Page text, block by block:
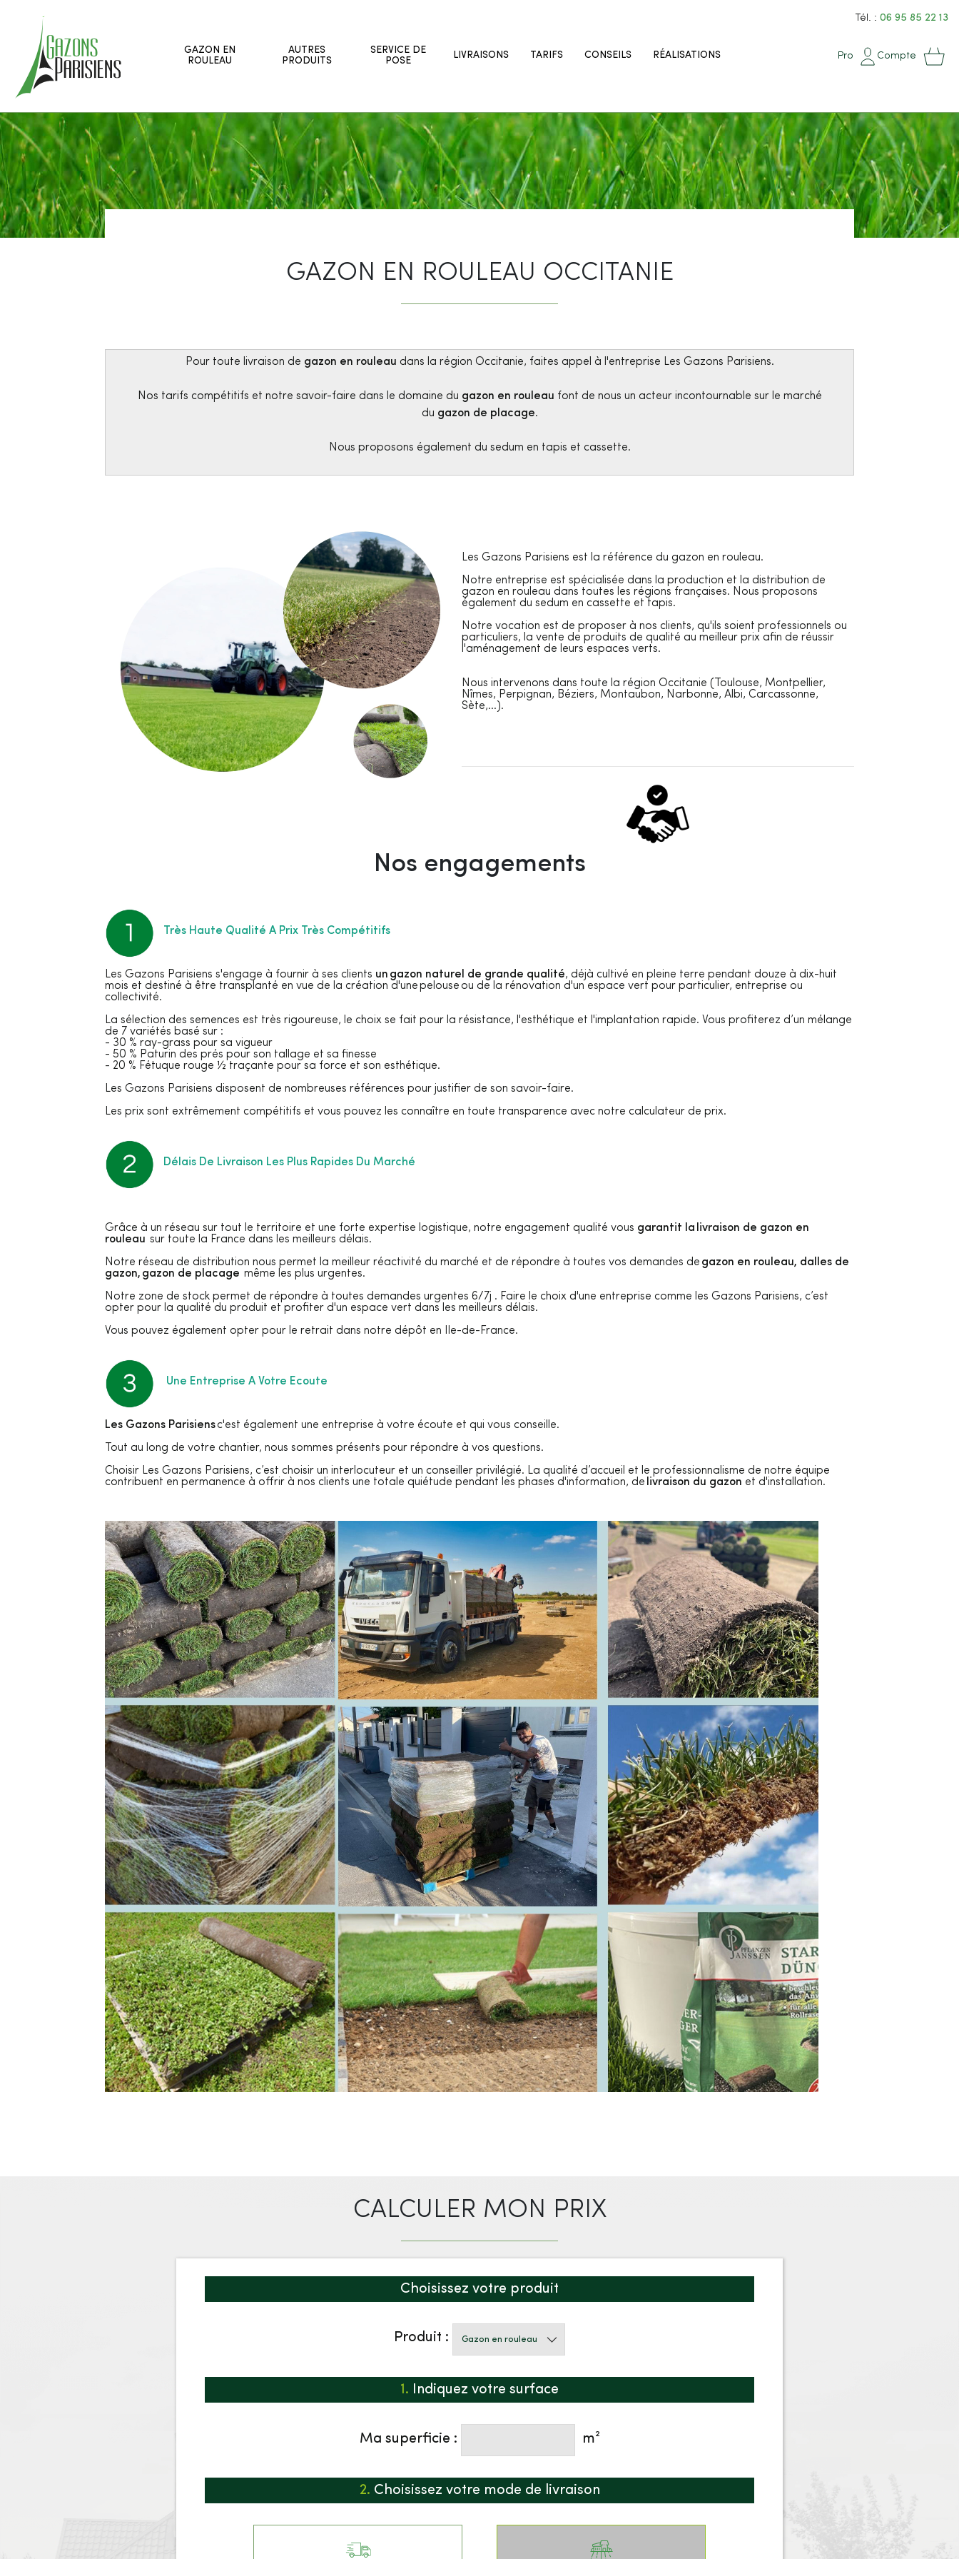
Tél. : 06 95 85 22 13
Pro Compte
GAZON EN
ROULEAU
AUTRES
PRODUITS
SERVICE DE
POSE
LIVRAISONS TARIFS CONSEILS RÉALISATIONS
GAZON EN ROULEAU OCCITANIE
Pour toute livraison de gazon en rouleau dans la région Occitanie, faites appel à l'entreprise Les Gazons Parisiens.
Nos tarifs compétitifs et notre savoir-faire dans le domaine du gazon en rouleau font de nous un acteur incontournable sur le marché
du gazon de placage.
Nous proposons également du sedum en tapis et cassette.
Les Gazons Parisiens est la référence du gazon en rouleau.
Notre entreprise est spécialisée dans la production et la distribution de
gazon en rouleau dans toutes les régions françaises. Nous proposons
également du sedum en cassette et tapis.
Notre vocation est de proposer à nos clients, qu'ils soient professionnels ou
particuliers, la vente de produits de qualité au meilleur prix afin de réussir
l'aménagement de leurs espaces verts.
Nous intervenons dans toute la région Occitanie (Toulouse, Montpellier,
Nîmes, Perpignan, Béziers, Montaubon, Narbonne, Albi, Carcassonne,
Sète,...).
Nos engagements
Très Haute Qualité A Prix Très Compétitifs
Les Gazons Parisiens s'engage à fournir à ses clients un gazon naturel de grande qualité, déjà cultivé en pleine terre pendant douze à dix-huit
mois et destiné à être transplanté en vue de la création d'une pelouse ou de la rénovation d'un espace vert pour particulier, entreprise ou
collectivité.
La sélection des semences est très rigoureuse, le choix se fait pour la résistance, l'esthétique et l'implantation rapide. Vous profiterez d’un mélange
de 7 variétés basé sur :
- 30 % ray-grass pour sa vigueur
- 50 % Paturin des prés pour son tallage et sa finesse
- 20 % Fétuque rouge ½ traçante pour sa force et son esthétique.
Les Gazons Parisiens disposent de nombreuses références pour justifier de son savoir-faire.
Les prix sont extrêmement compétitifs et vous pouvez les connaître en toute transparence avec notre calculateur de prix.
Délais De Livraison Les Plus Rapides Du Marché
Grâce à un réseau sur tout le territoire et une forte expertise logistique, notre engagement qualité vous garantit la livraison de gazon en
rouleau sur toute la France dans les meilleurs délais.
Notre réseau de distribution nous permet la meilleur réactivité du marché et de répondre à toutes vos demandes de gazon en rouleau, dalles de
gazon, gazon de placage même les plus urgentes.
Notre zone de stock permet de répondre à toutes demandes urgentes 6/7j . Faire le choix d'une entreprise comme les Gazons Parisiens, c’est
opter pour la qualité du produit et profiter d'un espace vert dans les meilleurs délais.
Vous pouvez également opter pour le retrait dans notre dépôt en Ile-de-France.
Une Entreprise A Votre Ecoute
Les Gazons Parisiensc'est également une entreprise à votre écoute et qui vous conseille.
Tout au long de votre chantier, nous sommes présents pour répondre à vos questions.
Choisir Les Gazons Parisiens, c’est choisir un interlocuteur et un conseiller privilégié. La qualité d’accueil et le professionnalisme de notre équipe
contribuent en permanence à offrir à nos clients une totale quiétude pendant les phases d'information, de livraison du gazon et d'installation.
CALCULER MON PRIX
Choisissez votre produit
Produit :
1. Indiquez votre surface
Ma superficie : m²
2. Choisissez votre mode de livraison